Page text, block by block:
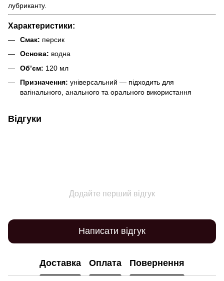
лубриканту.
Характеристики:
Смак: персик
Основа: водна
Об’єм: 120 мл
Призначення: універсальний — підходить для
вагінального, анального та орального використання
Відгуки
Додайте перший відгук
Написати відгук
Доставка Оплата Повернення